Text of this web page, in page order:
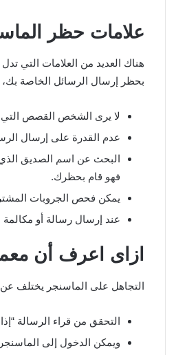
علامات حظر
هناك العديد من العلامات التي
بحظر إرسال الرسائل الخاصة
لا يرى الشخص القصص التي
عدم القدرة على إرسال
البحث عن اسم الصديق
فهو قام بحظرك.
يمكن فحص الجروبات
عند إرسال رسالة أو
ازاى اعرف أن
التجاهل على الماسنجر يختلف
التحقق من قراء الرسالة
ويمكن الدخول إلى